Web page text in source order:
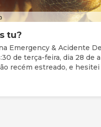
tu?
Emergency & Acidente
de terça-feira, dia 28 de
recém estreado, e
médicos. Porque a
a esta pergunta
feira, dia 6 de abril.